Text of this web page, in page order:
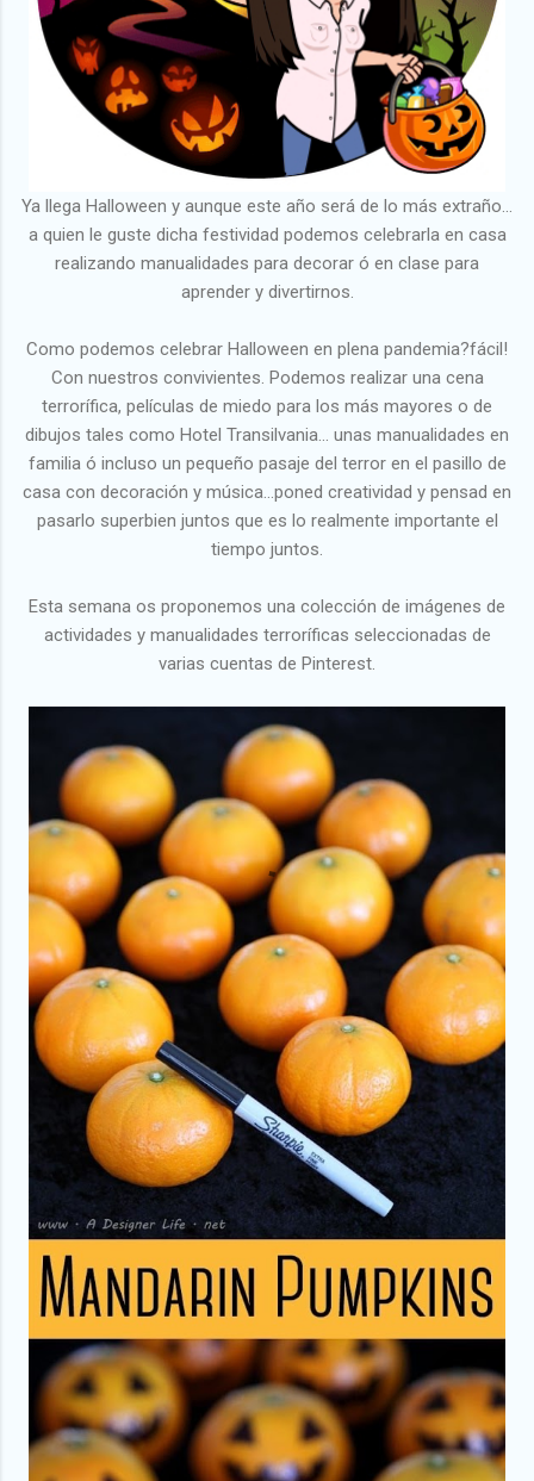
Ya llega Halloween y aunque este año será de lo más extraño...
a quien le guste dicha festividad podemos celebrarla en casa
realizando manualidades para decorar ó en clase para
aprender y divertirnos.
Como podemos celebrar Halloween en plena pandemia?fácil!
Con nuestros convivientes. Podemos realizar una cena
terrorífica, películas de miedo para los más mayores o de
dibujos tales como Hotel Transilvania... unas manualidades en
familia ó incluso un pequeño pasaje del terror en el pasillo de
casa con decoración y música...poned creatividad y pensad en
pasarlo superbien juntos que es lo realmente importante el
tiempo juntos.
Esta semana os proponemos una colección de imágenes de
actividades y manualidades terroríficas seleccionadas de
varias cuentas de Pinterest.